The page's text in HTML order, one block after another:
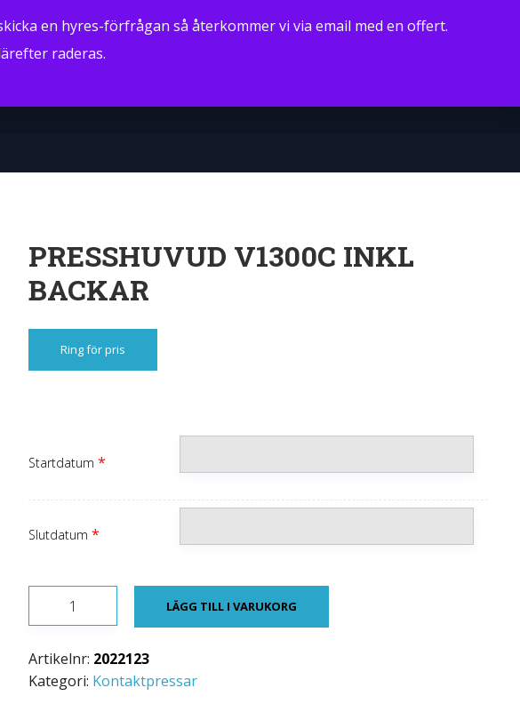
en hyres-förfrågan så återkommer vi via email med en offert.
raderas.
PRESSHUVUD V1300C INKL
BACKAR
Ring för pris
Startdatum *
Slutdatum *
BACKAR
mängd
LÄGG TILL I VARUKORG
Artikelnr: 2022123
Kategori: Kontaktpressar